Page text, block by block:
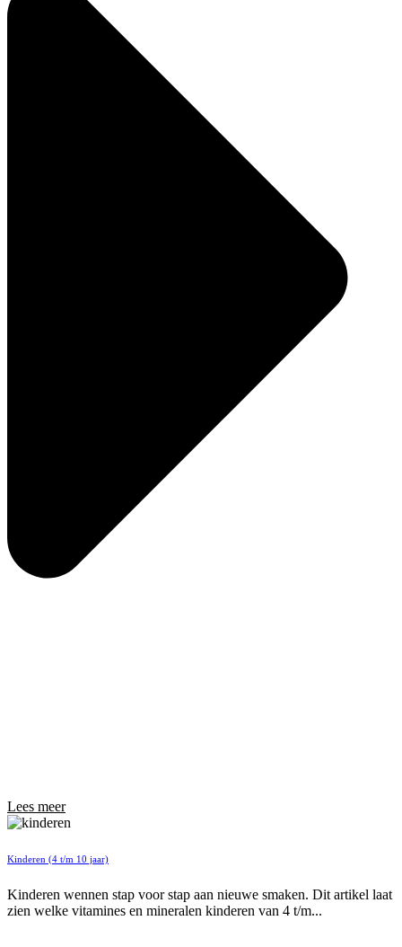
Lees meer
Kinderen (4 t/m 10 jaar)
Kinderen wennen stap voor stap aan nieuwe smaken. Dit artikel laat
zien welke vitamines en mineralen kinderen van 4 t/m...